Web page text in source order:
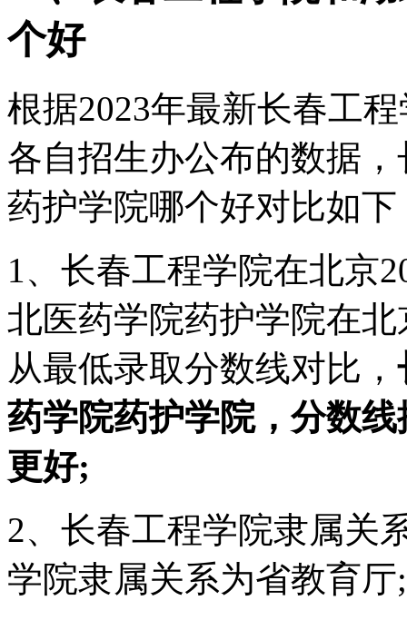
个好
根据2023年最新长春工
各自招生办公布的数据
药护学院哪个好对比如下
1、长春工程学院在北京
北医药学院药护学院在
从最低录取分数线对比，
药学院药护学院，分数
更好;
2、长春工程学院隶属关
学院隶属关系为省教育厅;